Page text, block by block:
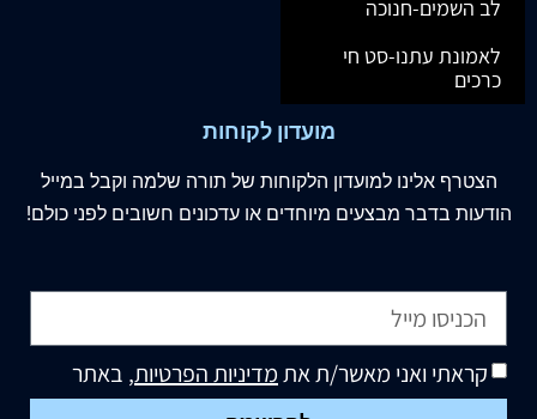
לב השמים-חנוכה
לאמונת עתנו-סט חי
כרכים
מועדון לקוחות
הצטרף אלינו למועדון הלקוחות של תורה שלמה וקבל במייל
הודעות בדבר מבצעים מיוחדים או עדכונים חשובים לפני כולם!
קראתי ואני מאשר/ת אתמדיניות הפרטיות, באתר